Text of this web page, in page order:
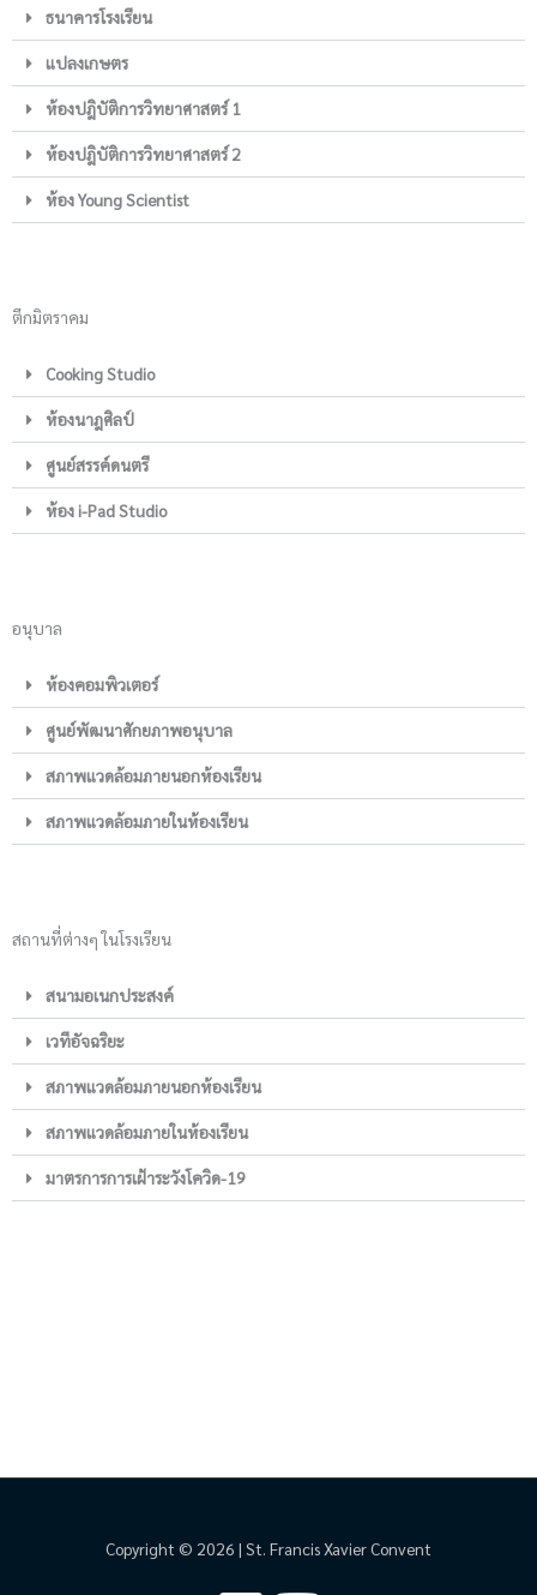
ธนาคารโรงเรียน
แปลงเกษตร
ห้องปฎิบัติการวิทยาศาสตร์ 1
ห้องปฎิบัติการวิทยาศาสตร์ 2
ห้อง Young Scientist
ตึกมิตราคม
Cooking Studio
ห้องนาฎศิลป์
ศูนย์สรรค์ดนตรี
ห้อง i-Pad Studio
อนุบาล
ห้องคอมพิวเตอร์
ศูนย์พัฒนาศักยภาพอนุบาล
สภาพแวดล้อมภายนอกห้องเรียน
สภาพแวดล้อมภายในห้องเรียน
สถานที่ต่างๆ ในโรงเรียน
สนามอเนกประสงค์
เวทีอัจฉริยะ
สภาพแวดล้อมภายนอกห้องเรียน
สภาพแวดล้อมภายในห้องเรียน
มาตรการการเฝ้าระวังโควิด-19
Copyright © 2026 | St. Francis Xavier Convent